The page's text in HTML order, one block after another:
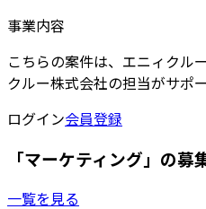
事業内容
こちらの案件は、エニィクル
クルー株式会社の担当がサポ
ログイン会員登録
「マーケティング」の募
一覧を見る